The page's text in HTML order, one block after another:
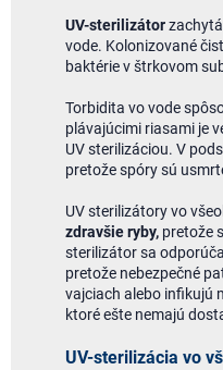
UV-sterilizátor
vode. Kolonizované
baktérie v štrkovom
Torbidita vo vode
plávajúcimi riasami je
UV sterilizáciou. V
pretože spóry sú
UV sterilizátory vo
zdravšie ryby, pretože
sterilizátor sa
pretože nebezpečné
vajciach alebo infikujú
ktoré ešte nemajú
UV-sterilizácia vo